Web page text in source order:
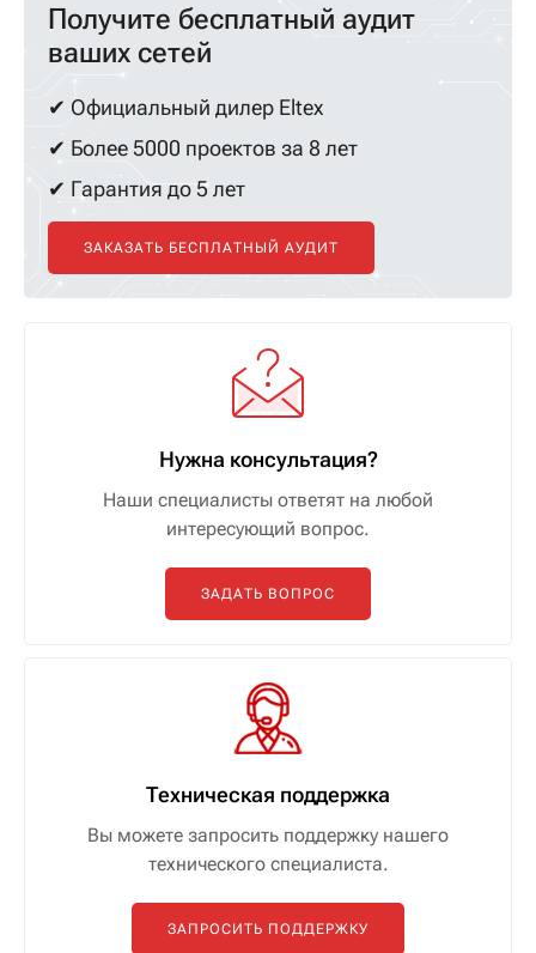
Получите бесплатный аудит
ваших сетей
✔ Официальный дилер Eltex
✔ Более 5000 проектов за 8 лет
✔ Гарантия до 5 лет
ЗАКАЗАТЬ БЕСПЛАТНЫЙ АУДИТ
Нужна консультация?
Наши специалисты ответят на любой
интересующий вопрос.
ЗАДАТЬ ВОПРОС
Техническая поддержка
Вы можете запросить поддержку нашего
технического специалиста.
ЗАПРОСИТЬ ПОДДЕРЖКУ